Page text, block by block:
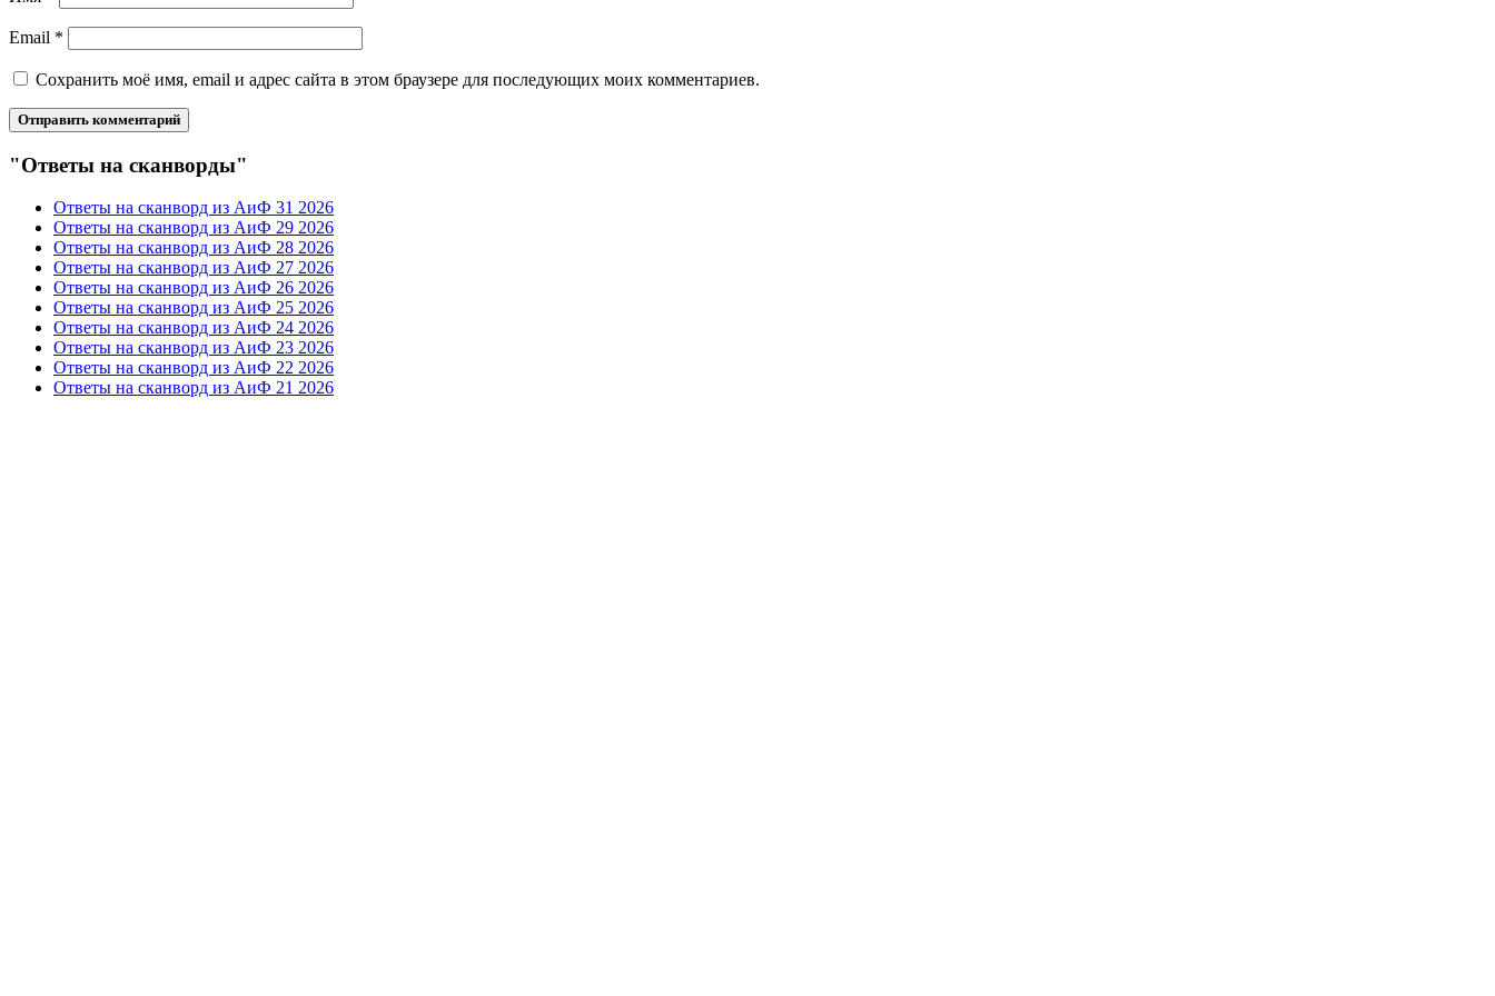
Email *
Сохранить моё имя, email и адрес сайта в этом браузере для последующих моих комментариев.
"Ответы на сканворды"
Ответы на сканворд из АиФ 31 2026
Ответы на сканворд из АиФ 29 2026
Ответы на сканворд из АиФ 28 2026
Ответы на сканворд из АиФ 27 2026
Ответы на сканворд из АиФ 26 2026
Ответы на сканворд из АиФ 25 2026
Ответы на сканворд из АиФ 24 2026
Ответы на сканворд из АиФ 23 2026
Ответы на сканворд из АиФ 22 2026
Ответы на сканворд из АиФ 21 2026